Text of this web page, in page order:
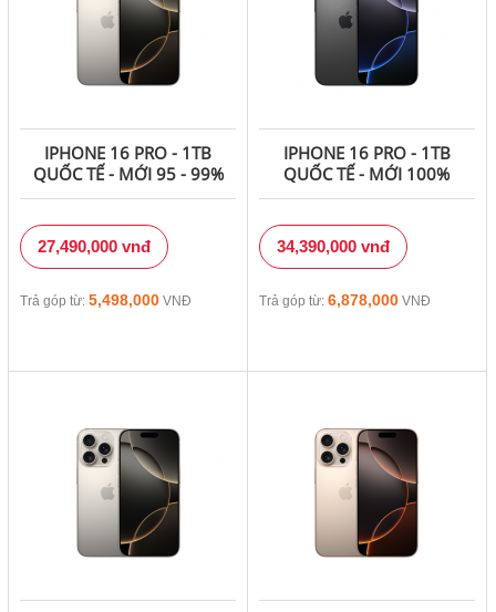
IPHONE 16 PRO - 1TB
QUỐC TẾ - MỚI 95 - 99%
27,490,000 vnđ
Trả góp từ:5,498,000 VNĐ
IPHONE 16 PRO - 1TB
QUỐC TẾ - MỚI 100%
34,390,000 vnđ
Trả góp từ: 6,878,000VNĐ